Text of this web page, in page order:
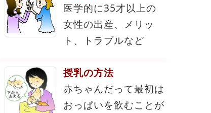
医学的に35才以上の
女性の出産、メリッ
ト、トラブルなど
授乳の方法
赤ちゃんだって最初は
おっぱいを飲むことが